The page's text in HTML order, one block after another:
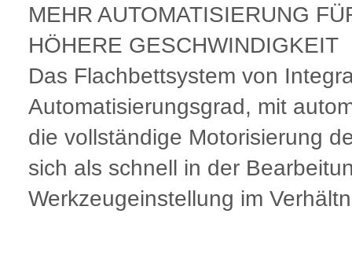
MEHR AUTOMATISIERUNG
HÖHERE GESCHWINDIGKEIT
Das Flachbettsystem von
Automatisierungsgrad, mit
die vollständige Motorisierung
sich als schnell in der
Werkzeugeinstellung im